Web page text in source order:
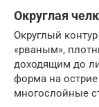
Округлая
Округлый
«рваным»,
доходящим до
форма на
многослойные